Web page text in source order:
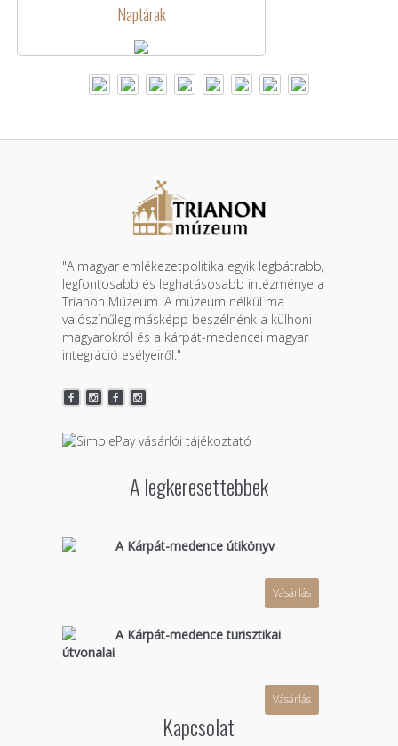
Naptárak
"A magyar emlékezetpolitika egyik legbátrabb,
legfontosabb és leghatásosabb intézménye a
Trianon Múzeum. A múzeum nélkül ma
valószínűleg másképp beszélnénk a külhoni
magyarokról és a kárpát-medencei magyar
integráció esélyeiről."
A legkeresettebbek
A Kárpát-medence útikönyv
Vásárlás
A Kárpát-medence turisztikai
útvonalai
Vásárlás
Kapcsolat